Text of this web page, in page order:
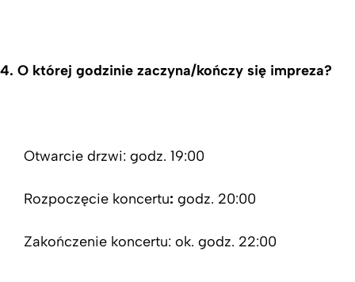
4. O której godzinie zaczyna/kończy się impreza?
Otwarcie drzwi: godz. 19:00
Rozpoczęcie koncertu: godz. 20:00
Zakończenie koncertu: ok. godz. 22:00